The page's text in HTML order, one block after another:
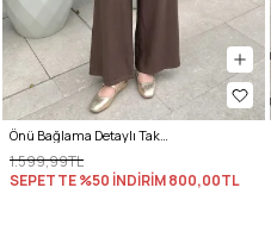
1.599,99TL
SEPETTE %50 İNDİRİM800,00TL